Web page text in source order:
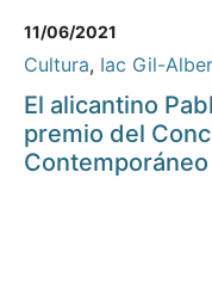
11/06/2021
Cultura, Iac Gil-
El alicantino
premio del
Contemporáneo